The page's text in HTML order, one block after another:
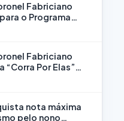
Fabriciano
o Programa
Fabriciano
“Corra Por Elas”
luta contra a
nota máxima
pelo nono